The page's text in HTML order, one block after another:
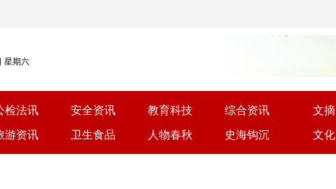
星期六
检法讯 安全资讯 教育科技 综合资讯 文摘
游资讯 卫生食品 人物春秋 史海钩沉 文化